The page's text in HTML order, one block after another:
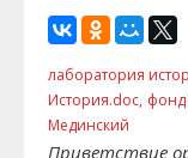
лаборатория
История.doc, фонд
Мединский
Приветствие